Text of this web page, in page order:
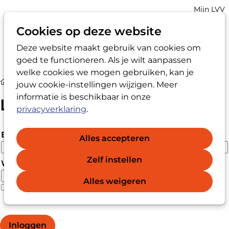
Cookies op deze website
Deze website maakt gebruik van cookies om
goed te functioneren. Als je wilt aanpassen
welke cookies we mogen gebruiken, kan je
jouw cookie-instellingen wijzigen. Meer
informatie is beschikbaar in onze
privacyverklaring.
Alles accepteren
Zelf instellen
Alles weigeren
Zoek
Account
Mijn LVV
Login
Login
E-mailadres
Wachtwoord
Wachtwoord weergeven
Wachtwoord vergeten?
Inloggen